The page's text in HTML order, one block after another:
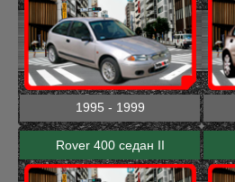
1995 - 1999
Rover 400 седан II